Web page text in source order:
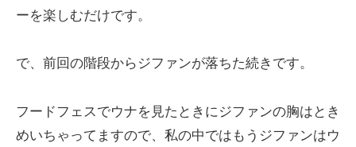
ーを楽しむだけです。
で、前回の階段からジファンが落ちた続きです。
フードフェスでウナを見たときにジファンの胸はとき
めいちゃってますので、私の中ではもうジファンはウ